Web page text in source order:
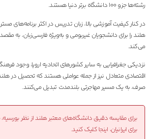
رشته‌ها جزو ۱۰۰ دانشگاه برتر دنیا هستند.
در کنار کیفیت آموزشی بالا، زبان تدریس در اکثر برنامه‌های
هلند را برای دانشجویان غیربومی و به‌ویژه فارسی‌زبان، به
می‌کند.
نزدیکی جغرافیایی به سایر کشورهای اتحادیه اروپا، وجود
اقتصادی متعادل نیز از جمله عواملی هستند که تحصیل در
صرف، به یک مسیر مهاجرتی بلندمدت تبدیل می‌کنند.
برای مقایسه دقیق دانشگاه‌های معتبر هلند از نظر
برای ایرانیان، اینجا کلیک کنید.